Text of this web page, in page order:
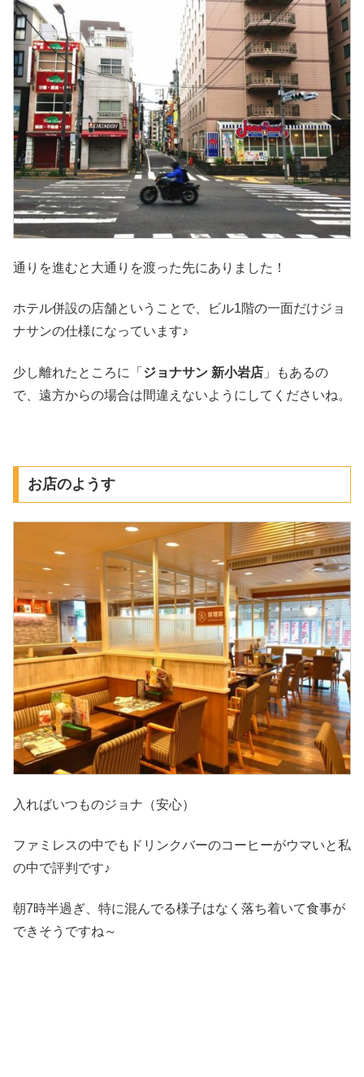
通りを進むと大通りを渡った先にありました！
ホテル併設の店舗ということで、ビル1階の一面だけジョ
ナサンの仕様になっています♪
少し離れたところに「 ジョナサン 新小岩店 」もあるの
で、遠方からの場合は間違えないようにしてくださいね。
お店のようす
入ればいつものジョナ（安心）
ファミレスの中でもドリンクバーのコーヒーがウマいと私
の中で評判です♪
朝7時半過ぎ、特に混んでる様子はなく落ち着いて食事が
できそうですね～